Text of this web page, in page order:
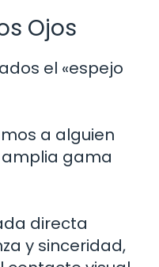
Ojos
el «espejo
a alguien
gama
directa
y sinceridad,